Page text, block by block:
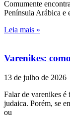
Comumente
Península Arábica e
Leia mais »
Varenikes:
13 de julho de 2026
Falar de varenikes
judaica. Porém, se
ou